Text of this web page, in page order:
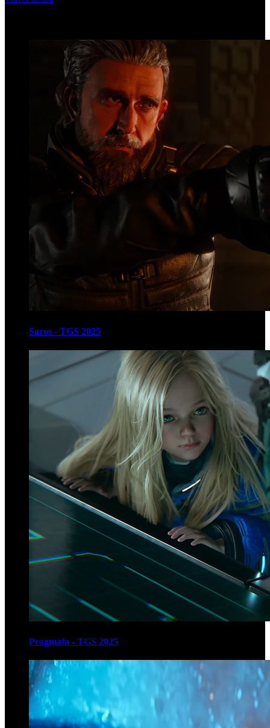
Saros - TGS 2025
Pragmata - TGS 2025